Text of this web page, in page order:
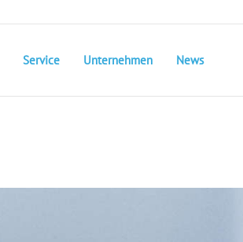
Service Unternehmen News